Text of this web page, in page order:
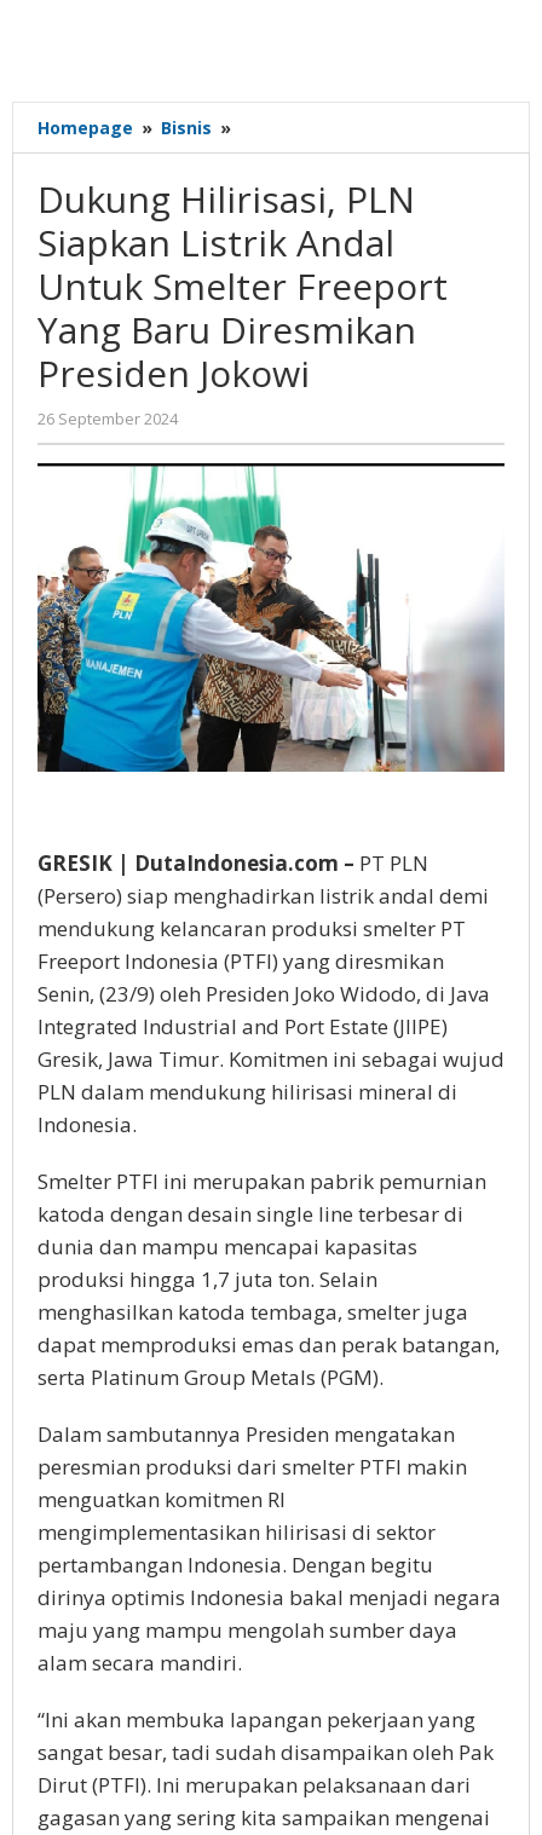
Homepage » Bisnis »
Hilirisasi,
Siapkan
Listrik
Andal
Untuk
Smelter
Freeport
Yang
Baru
Dukung Hilirisasi, PLN
Siapkan Listrik Andal
Untuk Smelter Freeport
Yang Baru Diresmikan
Presiden Jokowi
26 September 2024
Gatot
Susanto
GRESIK | DutaIndonesia.com – PT PLN
(Persero) siap menghadirkan listrik andal demi
mendukung kelancaran produksi smelter PT
Freeport Indonesia (PTFI) yang diresmikan
Senin, (23/9) oleh Presiden Joko Widodo, di Java
Integrated Industrial and Port Estate (JIIPE)
Gresik, Jawa Timur. Komitmen ini sebagai wujud
PLN dalam mendukung hilirisasi mineral di
Indonesia.
Smelter PTFI ini merupakan pabrik pemurnian
katoda dengan desain single line terbesar di
dunia dan mampu mencapai kapasitas
produksi hingga 1,7 juta ton. Selain
menghasilkan katoda tembaga, smelter juga
dapat memproduksi emas dan perak batangan,
serta Platinum Group Metals (PGM).
Dalam sambutannya Presiden mengatakan
peresmian produksi dari smelter PTFI makin
menguatkan komitmen RI
mengimplementasikan hilirisasi di sektor
pertambangan Indonesia. Dengan begitu
dirinya optimis Indonesia bakal menjadi negara
maju yang mampu mengolah sumber daya
alam secara mandiri.
“Ini akan membuka lapangan pekerjaan yang
sangat besar, tadi sudah disampaikan oleh Pak
Dirut (PTFI). Ini merupakan pelaksanaan dari
gagasan yang sering kita sampaikan mengenai